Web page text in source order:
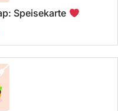
Speisekarte